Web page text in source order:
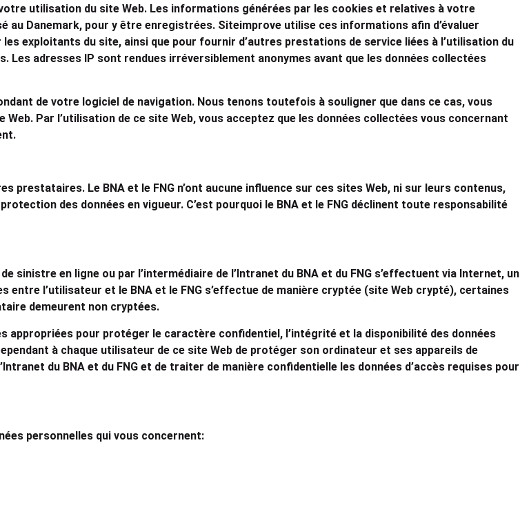
utilisation du site Web. Les informations générées par les cookies et relatives à votre
Danemark, pour y être enregistrées. Siteimprove utilise ces informations afin d’évaluer
exploitants du site, ainsi que pour fournir d’autres prestations de service liées à l’utilisation du
Les adresses IP sont rendues irréversiblement anonymes avant que les données collectées
de votre logiciel de navigation. Nous tenons toutefois à souligner que dans ce cas, vous
Par l’utilisation de ce site Web, vous acceptez que les données collectées vous concernant
prestataires. Le BNA et le FNG n’ont aucune influence sur ces sites Web, ni sur leurs contenus,
des données en vigueur. C’est pourquoi le BNA et le FNG déclinent toute responsabilité
sinistre en ligne ou par l’intermédiaire de l’Intranet du BNA et du FNG s’effectuent via Internet, un
l’utilisateur et le BNA et le FNG s’effectue de manière cryptée (site Web crypté), certaines
demeurent non cryptées.
appropriées pour protéger le caractère confidentiel, l’intégrité et la disponibilité des données
à chaque utilisateur de ce site Web de protéger son ordinateur et ses appareils de
du BNA et du FNG et de traiter de manière confidentielle les données d’accès requises pour
personnelles qui vous concernent: